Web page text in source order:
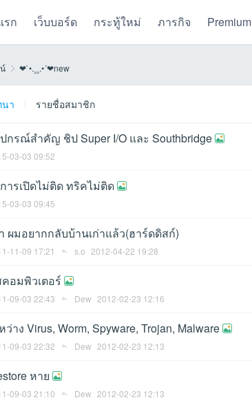
รก เว็บบอร์ด กระทู้ใหม่ ภารกิจ Premium
❤`•.¸¸.•´❤new
า รายชื่อสมาชิก
กรณ์สำคัญ ชิป Super I/O และ Southbridge
03-03 09:52
ารเปิดไม่ติด ทริคไม่ติด
03-03 09:45
ผมอยากกลับบ้านเก่าแล้ว(ฮาร์ดดิสก์)
11-09 17:21 s.o 2012-04-22 19:28
อมพิวเตอร์
09-03 22:43 Dew 2012-02-23 12:16
าง Virus, Worm, Spyware, Trojan, Malware
09-03 22:32 Dew 2012-02-23 12:13
หาย
09-03 21:10 Dew 2012-02-23 12:13